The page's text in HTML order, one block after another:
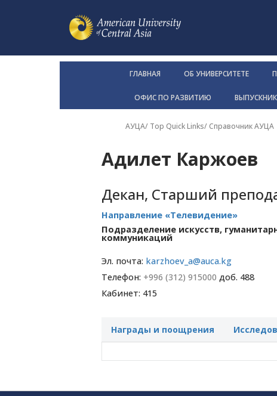
ГЛАВНАЯ ОБ УНИВЕРСИТЕТЕ
ОФИС ПО РАЗВИТИЮ
АУЦА/ Top Quick Links/ Справочник АУЦА
Адилет Каржоев
Декан, Старший
Направление «Телевидение»
Подразделение искусств,
коммуникаций
Эл. почта: karzhoev_a@auca.kg
Телефон: +996 (312) 915000 доб. 488
Кабинет: 415
Награды и поощрения